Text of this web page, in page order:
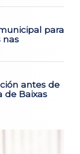
para
nas
antes de
de Baixas